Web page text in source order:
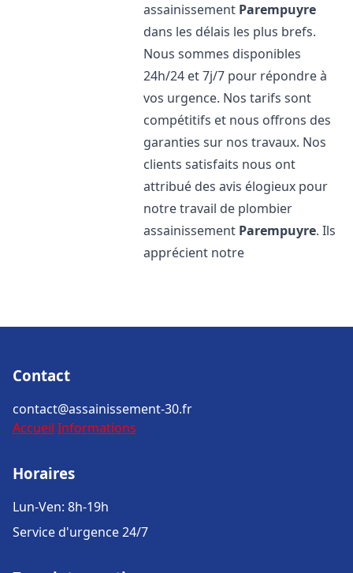
assainissement Parempuyre
dans les délais les plus brefs.
Nous sommes disponibles
24h/24 et 7j/7 pour répondre à
vos urgence. Nos tarifs sont
compétitifs et nous offrons des
garanties sur nos travaux. Nos
clients satisfaits nous ont
attribué des avis élogieux pour
notre travail de plombier
assainissement Parempuyre. Ils
apprécient notre
Contact
contact@assainissement-30.fr
Accueil Informations
Horaires
Lun-Ven: 8h-19h
Service d'urgence 24/7